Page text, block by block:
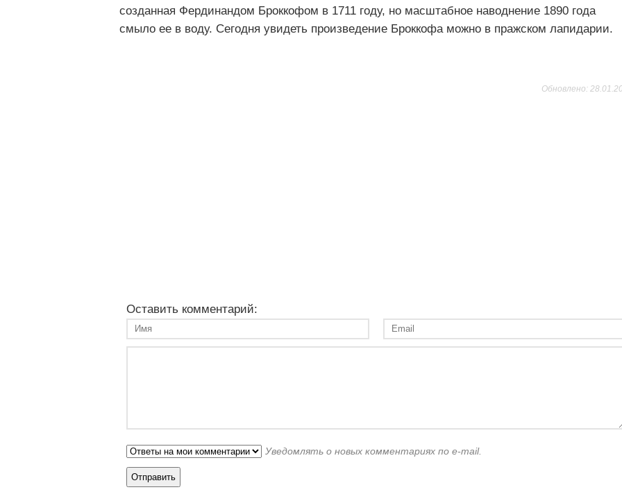
созданная Фердинандом Броккофом в 1711 году, но масштабное наводнение 1890 года
смыло ее в воду. Сегодня увидеть произведение Броккофа можно в пражском лапидарии.
Обновлено:
Оставить комментарий:
Уведомлять о новых комментариях по e-mail.